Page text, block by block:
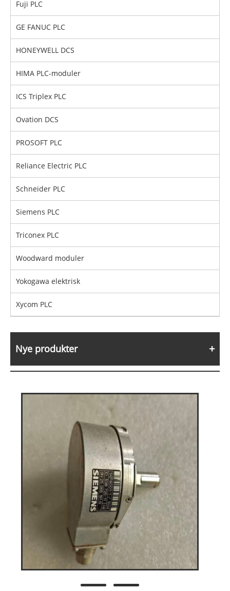
Fuji PLC
GE FANUC PLC
HONEYWELL DCS
HIMA PLC-moduler
ICS Triplex PLC
Ovation DCS
PROSOFT PLC
Reliance Electric PLC
Schneider PLC
Siemens PLC
Triconex PLC
Woodward moduler
Yokogawa elektrisk
Xycom PLC
Nye produkter